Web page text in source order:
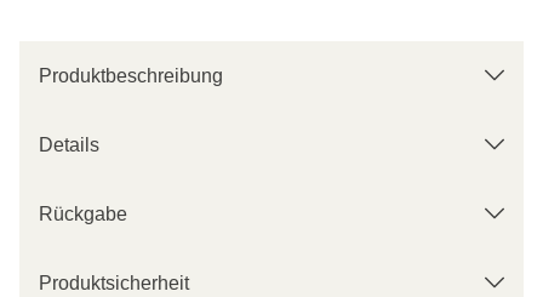
Produktbeschreibung
Details
Rückgabe
Produktsicherheit